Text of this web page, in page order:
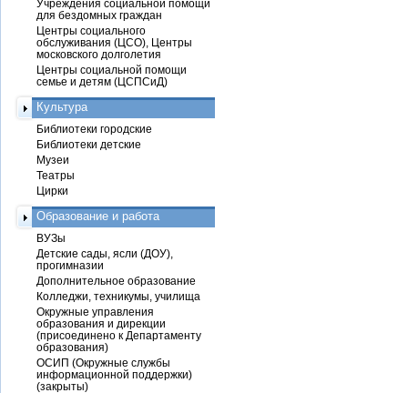
Учреждения социальной помощи
для бездомных граждан
Центры социального
обслуживания (ЦСО), Центры
московского долголетия
Центры социальной помощи
семье и детям (ЦСПСиД)
Культура
Библиотеки городские
Библиотеки детские
Музеи
Театры
Цирки
Образование и работа
ВУЗы
Детские сады, ясли (ДОУ),
прогимназии
Дополнительное образование
Колледжи, техникумы, училища
Окружные управления
образования и дирекции
(присоединено к Департаменту
образования)
ОСИП (Окружные службы
информационной поддержки)
(закрыты)